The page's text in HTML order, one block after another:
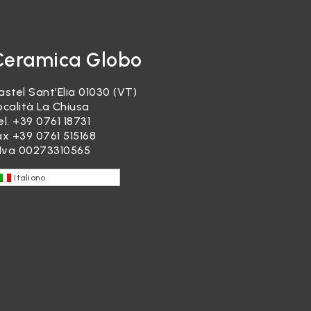
Globo
Sant’Elia 01030 (VT)
La Chiusa
+39 0761 18731
+39 0761 515168
00273310565
Italiano